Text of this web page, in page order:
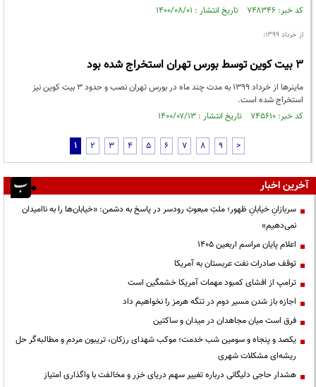
کد خبر: ۷۴۸۳۴۶ تاریخ انتشار : ۱۴۰۰/۰۸/۰۱
از خرداد ۱۳۹۹؛
۳ بیت کوین توسط بورس تهران استخراج شده بود
ماینر‌ها از خرداد ۱۳۹۹ به مدت چند ماه در بورس تهران نصب و حدود ۳ بیت کوین نیز
استخراج شده است.
کد خبر: ۷۴۵۶۱۰ تاریخ انتشار : ۱۴۰۰/۰۷/۱۳
1 2 3 4 5 6 7 8 9 >
آخرین اخبار
سربازانِ خیابانِ ظهور؛ ملتِ مبعوثِ رودسر در پاسخ به دشمن: «خیابان‌ها را به ناامیدان
نمی‌دهیم»
اعلام پایان مراسم اربعین ۱۴۰۵
توقف صادرات نفت عربستان به آمریکا
ترامپ از افشای کمبود مهمات آمریکا خشمگین است
اجازه باز شدن مسیر دوم در تنگه هرمز را نخواهیم داد
فرق است میان مجاهدان در میدان و ساکتین
یکصد و پنجاه و سومین شب خدمت؛ موکب شهدای رزکان، تریبون مردم و مطالبه‌گر حل
ریشه‌ای مشکلات شهری
هشدار حاجی دلیگانی درباره تغییر سهم دریای خزر و مخالفت با واگذاری امتیاز